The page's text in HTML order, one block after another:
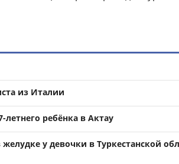
из Италии
ребёнка в Актау
у девочки в Туркестанской